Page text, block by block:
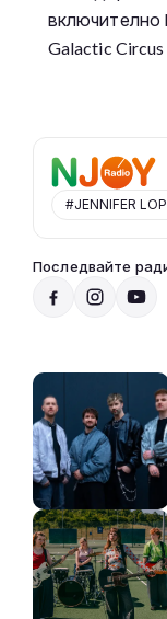
включително
Galactic Circus
#JENNIFER
Последвайте
10:00 - 14:00